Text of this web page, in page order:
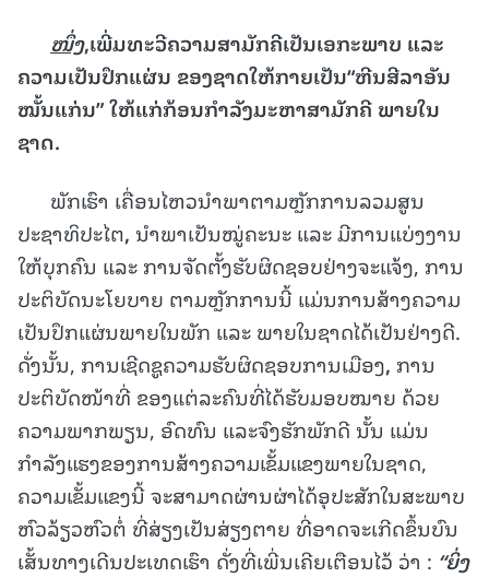
ໜຶ່ງ,ເພີ່ມທະວີຄວາມສາມັກຄີເປັນເອກະພາບ ແລະ
ຄວາມເປັນປຶກແຜ່ນ ຂອງຊາດໃຫ້ກາຍເປັນ“ຫີນສີລາອັນ
ໝັ້ນແກ່ນ”ໃຫ້ແກ່ກ້ອນກໍາລັງມະຫາສາມັກຄີ ພາຍໃນ
ຊາດ.
ພັກເຮົາ ເຄື່ອນໄຫວນໍາພາຕາມຫຼັກການລວມສູນ
ປະຊາທິປະໄຕ, ນຳພາເປັນໝູ່ຄະນະ ແລະ ມີການແບ່ງງານ
ໃຫ້ບຸກຄົນ ແລະ ການຈັດຕັ້ງຮັບຜິດຊອບຢ່າງຈະແຈ້ງ, ການ
ປະຕິບັດນະໂຍບາຍ ຕາມຫຼັກການນີ້ ແມ່ນການສ້າງຄວາມ
ເປັນປຶກແຜ່ນພາຍໃນພັກ ແລະ ພາຍໃນຊາດໄດ້ເປັນຢ່າງດີ.
ດັ່ງນັ້ນ, ການເຊີດຊູຄວາມຮັບຜິດຊອບການເມືອງ, ການ
ປະຕິບັດໜ້າທີ່ ຂອງແຕ່ລະຄົນທີ່ໄດ້ຮັບມອບໝາຍ ດ້ວຍ
ຄວາມພາກພຽນ, ອົດທົນ ແລະຈົງຮັກພັກດີ ນັ້ນ ແມ່ນ
ກຳລັງແຮງຂອງການສ້າງຄວາມເຂັ້ມແຂງພາຍໃນຊາດ,
ຄວາມເຂັ້ມແຂງນີ້ ຈະສາມາດຜ່ານຜ່າໄດ້ອຸປະສັກໃນສະພາບ
ຫົວລ້ຽວຫົວຕໍ່ ທີ່ສ່ຽງເປັນສ່ຽງຕາຍ ທີ່ອາດຈະເກີດຂຶ້ນບົນ
ເສັ້ນທາງເດີນປະເທດເຮົາ ດັ່ງທີ່ເພີ່ນເຄີຍເຕືອນໄວ້ ວ່າ : “ຍິ່ງ